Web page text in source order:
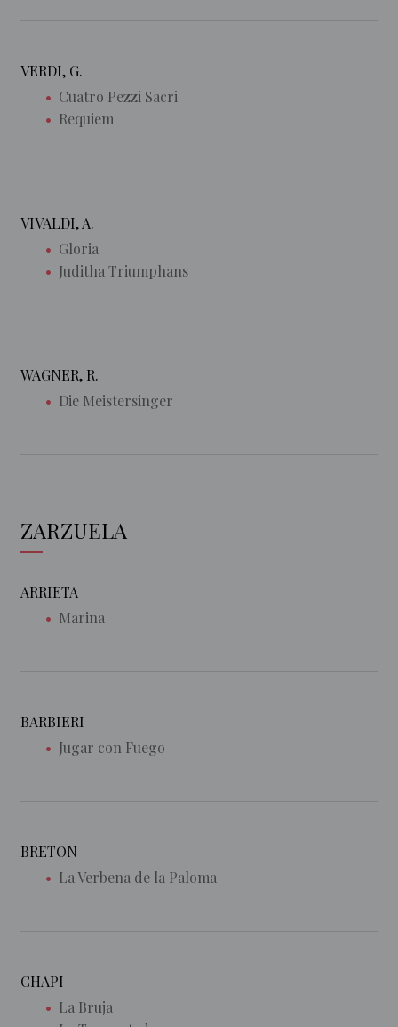
VERDI, G.
Cuatro Pezzi Sacri
Requiem
VIVALDI, A.
Gloria
Juditha Triumphans
WAGNER, R.
Die Meistersinger
ZARZUELA
ARRIETA
Marina
BARBIERI
Jugar con Fuego
BRETON
La Verbena de la Paloma
CHAPI
La Bruja